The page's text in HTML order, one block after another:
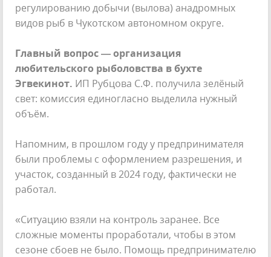
регулированию добычи (вылова) анадромных
видов рыб в Чукотском автономном округе.
Главный вопрос — организация
любительского рыболовства в бухте
Эгвекинот. ИП Рубцова С.Ф. получила зелёный
свет: комиссия единогласно выделила нужный
объём.
Напомним, в прошлом году у предпринимателя
были проблемы с оформлением разрешения, и
участок, созданный в 2024 году, фактически не
работал.
«Ситуацию взяли на контроль заранее. Все
сложные моменты проработали, чтобы в этом
сезоне сбоев не было. Помощь предпринимателю